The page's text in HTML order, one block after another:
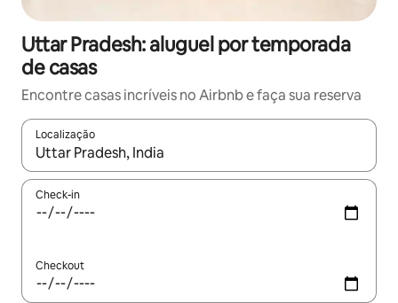
Uttar Pradesh: aluguel por temporada
de casas
Encontre casas incríveis no Airbnb e faça sua reserva
Localização
Quando os resultados estiverem disponíveis, explore-os
Check-in
Checkout